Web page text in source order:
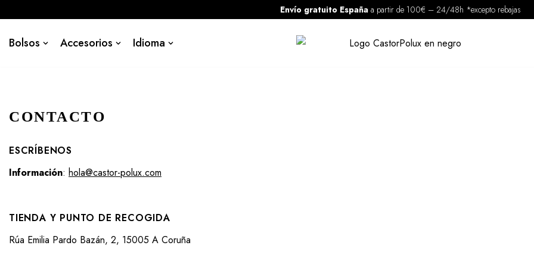
al
Envío gratuito España a partir de 100€ – 24/48h *excepto rebajas
Bolsos Accesorios Idioma
CONTACTO
ESCRÍBENOS
Información: hola@castor-polux.com
TIENDA Y PUNTO DE RECOGIDA
Rúa Emilia Pardo Bazán, 2, 15005 A Coruña